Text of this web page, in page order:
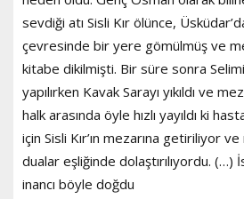
sevdiği atı Sisli Kır ölünce,
çevresinde bir yere gömülmüş ve
kitabe dikilmişti. Bir süre sonra
yapılırken Kavak Sarayı yıkıldı ve
halk arasında öyle hızlı yayıldı ki
için Sisli Kır’ın mezarına getiriliyor
dualar eşliğinde dolaştırılıyordu. (…)
inancı böyle doğdu